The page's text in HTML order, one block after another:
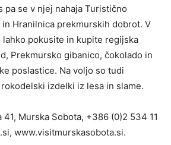
pa se v njej nahaja Turistično
Hranilnica prekmurskih dobrot. V
pokusite in kupite regijska
Prekmursko gibanico, čokolado in
poslastice. Na voljo so tudi
izdelki iz lesa in slame.
Murska Sobota, +386 (0)2 534 11
, www.visitmurskasobota.si.